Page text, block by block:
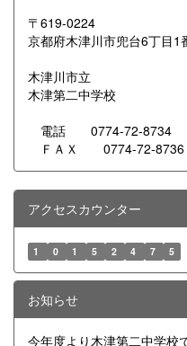
〒619-0224
京都府木津川市兜台6丁目1
木津川市立
木津第二中学校
電話 0774-72-8734
ＦＡＸ 0774-72-8736
アクセスカウンター
1 0 1 5 2 4 7 5
お知らせ
今年度より木津第二中学校